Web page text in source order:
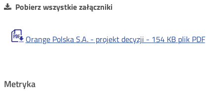
Pobierz wszystkie załączniki
Orange Polska S.A. - projekt decyzji - 154 KB plik PDF
Metryka